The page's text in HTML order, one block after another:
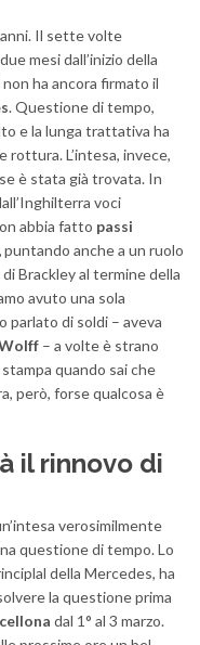
Il sette volte
mesi dall’inizio della
ha ancora firmato il
. Questione di tempo,
e la lunga trattativa ha
rottura. L’intesa, invece,
è stata già trovata. In
voci
abbia fatto passi
puntando anche a un ruolo
di Brackley al termine della
avuto una sola
parlato di soldi – aveva
– a volte è strano
quando sai che
però, forse qualcosa è
il rinnovo di
verosimilmente
questione di tempo. Lo
della Mercedes, ha
la questione prima
dal 1° al 3 marzo.